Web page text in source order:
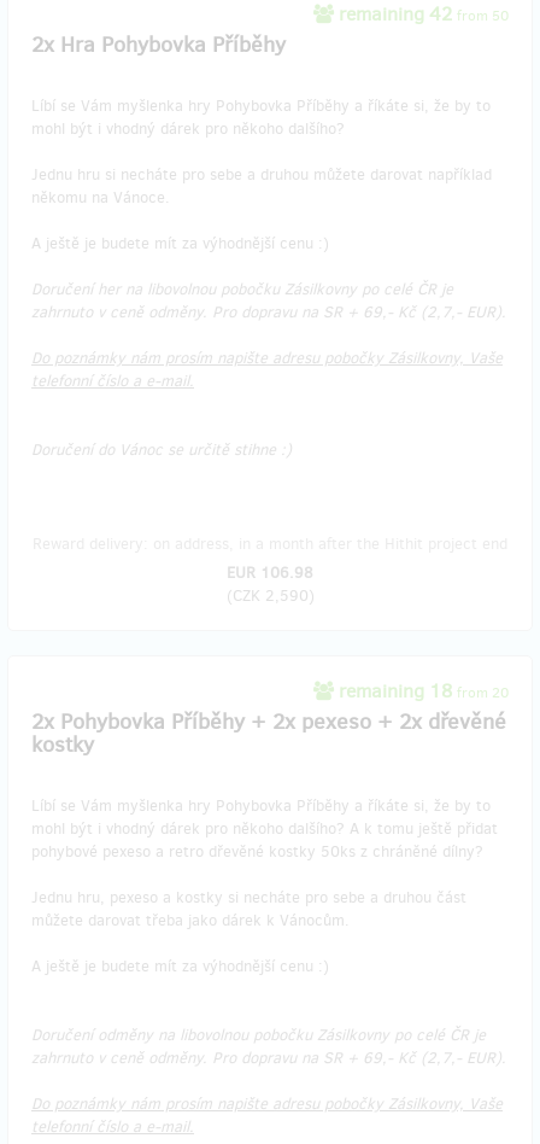
remaining 42 from 50
2x Hra Pohybovka Příběhy
Líbí se Vám myšlenka hry Pohybovka Příběhy a říkáte si, že by to
mohl být i vhodný dárek pro někoho dalšího?
Jednu hru si necháte pro sebe a druhou můžete darovat například
někomu na Vánoce.
A ještě je budete mít za výhodnější cenu :)
Doručení her na libovolnou pobočku Zásilkovny po celé ČR je
zahrnuto v ceně odměny. Pro dopravu na SR + 69,- Kč (2,7,- EUR).
Do poznámky nám prosím napište adresu pobočky Zásilkovny, Vaše
telefonní číslo a e-mail.
Doručení do Vánoc se určitě stihne :)
EUR 106.98
(CZK 2,590)
remaining 18 from 20
2x Pohybovka Příběhy + 2x pexeso + 2x dřevěné
kostky
Líbí se Vám myšlenka hry Pohybovka Příběhy a říkáte si, že by to
mohl být i vhodný dárek pro někoho dalšího? A k tomu ještě přidat
pohybové pexeso a retro dřevěné kostky 50ks z chráněné dílny?
Jednu hru, pexeso a kostky si necháte pro sebe a druhou část
můžete darovat třeba jako dárek k Vánocům.
A ještě je budete mít za výhodnější cenu :)
Doručení odměny na libovolnou pobočku Zásilkovny po celé ČR je
zahrnuto v ceně odměny. Pro dopravu na SR + 69,- Kč (2,7,- EUR).
Do poznámky nám prosím napište adresu pobočky Zásilkovny, Vaše
telefonní číslo a e-mail.